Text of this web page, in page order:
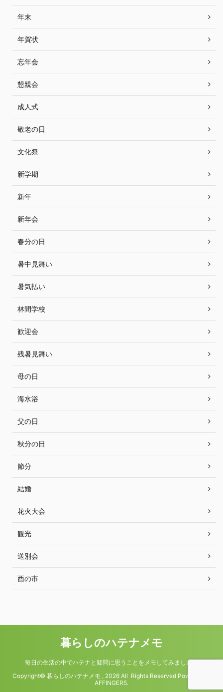
年末
年賀状
忘年会
懇親会
成人式
敬老の日
文化祭
新学期
新年
新年会
春分の日
暑中見舞い
暑気払い
林間学校
歓迎会
残暑見舞い
母の日
海水浴
父の日
秋分の日
節分
結婚
花火大会
観光
送別会
酉の市
暮らしのハテナメモ
毎日の生活の中でハテナと疑問に思うことをメモしてみました。
Copyright© 暮らしのハテナメモ , 2026 All Rights Reserved Powered by
AFFINGER5.